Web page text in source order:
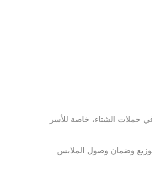
حملات الشتاء، خاصة للأسر
وضمان وصول الملابس